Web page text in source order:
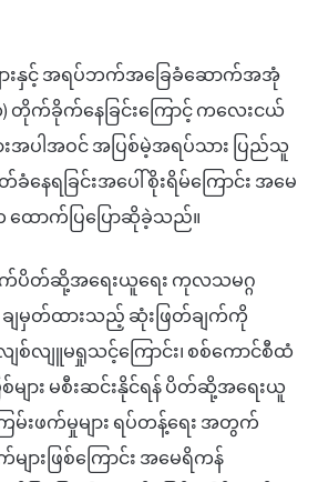
ားနှင့် အရပ်ဘက်အခြေခံဆောက်အအုံ
) တိုက်ခိုက်နေခြင်းကြောင့် ကလေးငယ်
ားအပါအဝင် အပြစ်မဲ့အရပ်သား ပြည်သူ
ခံနေရခြင်းအပေါ် စိုးရိမ်ကြောင်း အမေ
ောက်ပြပြောဆိုခဲ့သည်။
ပိတ်ဆို့အရေးယူရေး ကုလသမဂ္ဂ
မှတ်ထားသည့် ဆုံးဖြတ်ချက်ကို
စ်လျူမရှုသင့်ကြောင်း၊ စစ်ကောင်စီထံ
များ မစီးဆင်းနိုင်ရန် ပိတ်ဆို့အရေးယူ
မ်းဖက်မှုများ ရပ်တန့်ရေး အတွက်
ျားဖြစ်ကြောင်း အမေရိကန်